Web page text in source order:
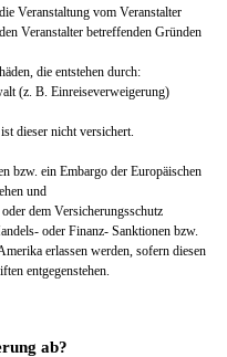
Veranstaltung vom Veranstalter
Veranstalter betreffenden Gründen
die entstehen durch:
(z. B. Einreiseverweigerung)
dieser nicht versichert.
bzw. ein Embargo der Europäischen
und
dem Versicherungsschutz
oder Finanz- Sanktionen bzw.
erlassen werden, sofern diesen
entgegenstehen.
ab?